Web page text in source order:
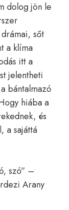
dolog jön le
sőt
a klíma
itt a
jelentheti
bántalmazó
hiába a
és
a sajáttá
szó” –
Arany